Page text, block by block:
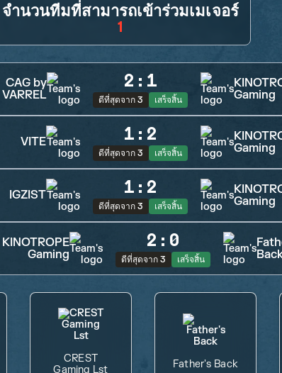
จำนวนทีมที่สามารถเข้าร่วมเมเจอร์
1
CAG by
VARREL
2 : 1
ดีที่สุดจาก 3 เสร็จสิ้น
Gaming
VITE 1 : 2
ดีที่สุดจาก 3 เสร็จสิ้น
Gaming
IGZIST 1 : 2
ดีที่สุดจาก 3 เสร็จสิ้น
Gaming
KINOTROPE
Gaming
2 : 0
ดีที่สุดจาก 3 เสร็จสิ้น
CREST
Gaming Lst
Father's Back